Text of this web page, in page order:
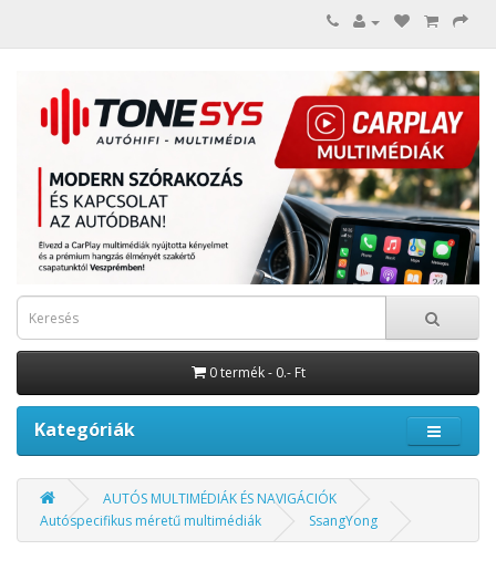
0 termék - 0.- Ft
Kategóriák
AUTÓS MULTIMÉDIÁK ÉS NAVIGÁCIÓK
Autóspecifikus méretű multimédiák
SsangYong